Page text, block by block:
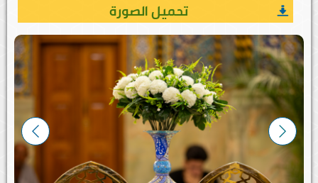
تحميل الصورة